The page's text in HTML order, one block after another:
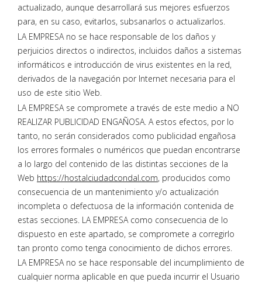
actualizado, aunque desarrollará sus mejores esfuerzos
para, en su caso, evitarlos, subsanarlos o actualizarlos.
LA EMPRESA no se hace responsable de los daños y
perjuicios directos o indirectos, incluidos daños a sistemas
informáticos e introducción de virus existentes en la red,
derivados de la navegación por Internet necesaria para el
uso de este sitio Web.
LA EMPRESA se compromete a través de este medio a NO
REALIZAR PUBLICIDAD ENGAÑOSA. A estos efectos, por lo
tanto, no serán considerados como publicidad engañosa
los errores formales o numéricos que puedan encontrarse
a lo largo del contenido de las distintas secciones de la
Web https://hostalciudadcondal.com, producidos como
consecuencia de un mantenimiento y/o actualización
incompleta o defectuosa de la información contenida de
estas secciones. LA EMPRESA como consecuencia de lo
dispuesto en este apartado, se compromete a corregirlo
tan pronto como tenga conocimiento de dichos errores.
LA EMPRESA no se hace responsable del incumplimiento de
cualquier norma aplicable en que pueda incurrir el Usuario